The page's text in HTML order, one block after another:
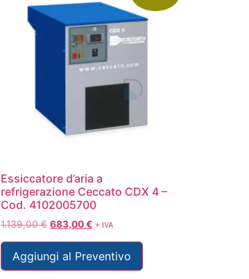
Essiccatore d’aria a
refrigerazione Ceccato CDX 4 –
Cod. 4102005700
1.139,00€ 683,00€ + IVA
Aggiungi al Preventivo